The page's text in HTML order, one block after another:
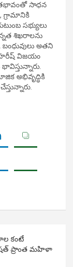
సాధన
గ్రామానికి
సభ్యులు
శిఖరాలను
అతని
విజయం
అభివృద్ధికి
కంటే
ప్రాంత మహిళా